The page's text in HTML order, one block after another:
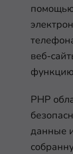
веб-
PHP
данные